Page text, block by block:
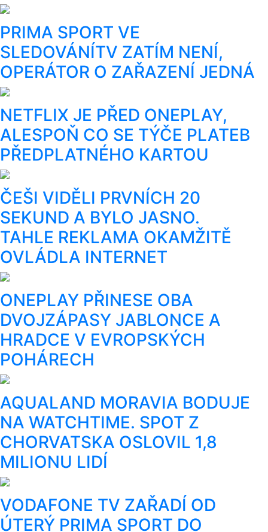
PRIMA SPORT VE
SLEDOVÁNÍTV ZATÍM NENÍ,
OPERÁTOR O ZAŘAZENÍ JEDNÁ
NETFLIX JE PŘED ONEPLAY,
ALESPOŇ CO SE TÝČE PLATEB
PŘEDPLATNÉHO KARTOU
ČEŠI VIDĚLI PRVNÍCH 20
SEKUND A BYLO JASNO.
TAHLE REKLAMA OKAMŽITĚ
OVLÁDLA INTERNET
ONEPLAY PŘINESE OBA
DVOJZÁPASY JABLONCE A
HRADCE V EVROPSKÝCH
POHÁRECH
AQUALAND MORAVIA BODUJE
NA WATCHTIME. SPOT Z
CHORVATSKA OSLOVIL 1,8
MILIONU LIDÍ
VODAFONE TV ZAŘADÍ OD
ÚTERÝ PRIMA SPORT DO